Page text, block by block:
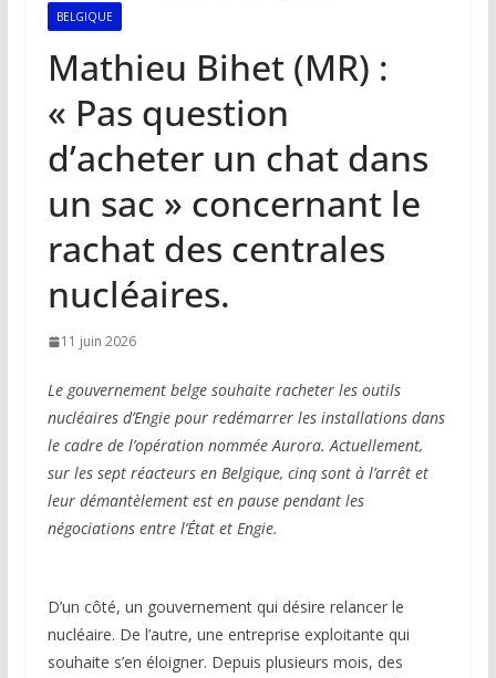
BELGIQUE
Mathieu Bihet (MR) :
« Pas question
d’acheter un chat dans
un sac » concernant le
rachat des centrales
nucléaires.
11 juin 2026
Le gouvernement belge souhaite racheter les outils
nucléaires d’Engie pour redémarrer les installations dans
le cadre de l’opération nommée Aurora. Actuellement,
sur les sept réacteurs en Belgique, cinq sont à l’arrêt et
leur démantèlement est en pause pendant les
négociations entre l’État et Engie.
D’un côté, un gouvernement qui désire relancer le
nucléaire. De l’autre, une entreprise exploitante qui
souhaite s’en éloigner. Depuis plusieurs mois, des